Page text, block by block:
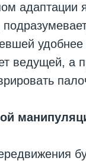
адаптации
ведущей, а